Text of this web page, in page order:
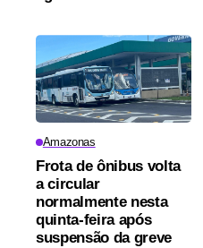
Amazonas
Frota de ônibus volta
a circular
normalmente nesta
quinta-feira após
suspensão da greve